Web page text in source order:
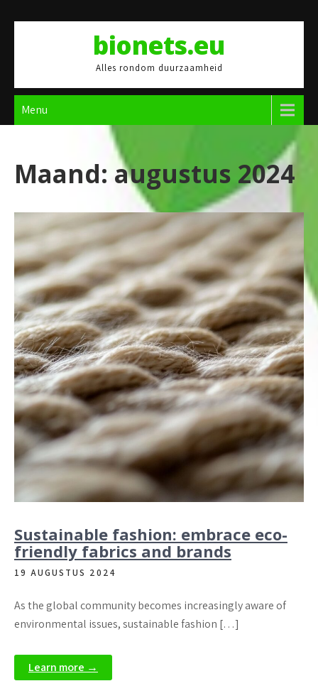
bionets.eu
Alles rondom duurzaamheid
Menu
Maand: augustus 2024
Sustainable fashion: embrace eco-
friendly fabrics and brands
19 AUGUSTUS 2024
As the global community becomes increasingly aware of
environmental issues, sustainable fashion […]
Learn more →